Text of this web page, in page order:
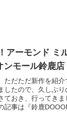
アーモンド ミ
ンモール鈴鹿店
ただただ新作を紹
したので、久しぶ
ておき、行ってき
記事は『鈴鹿